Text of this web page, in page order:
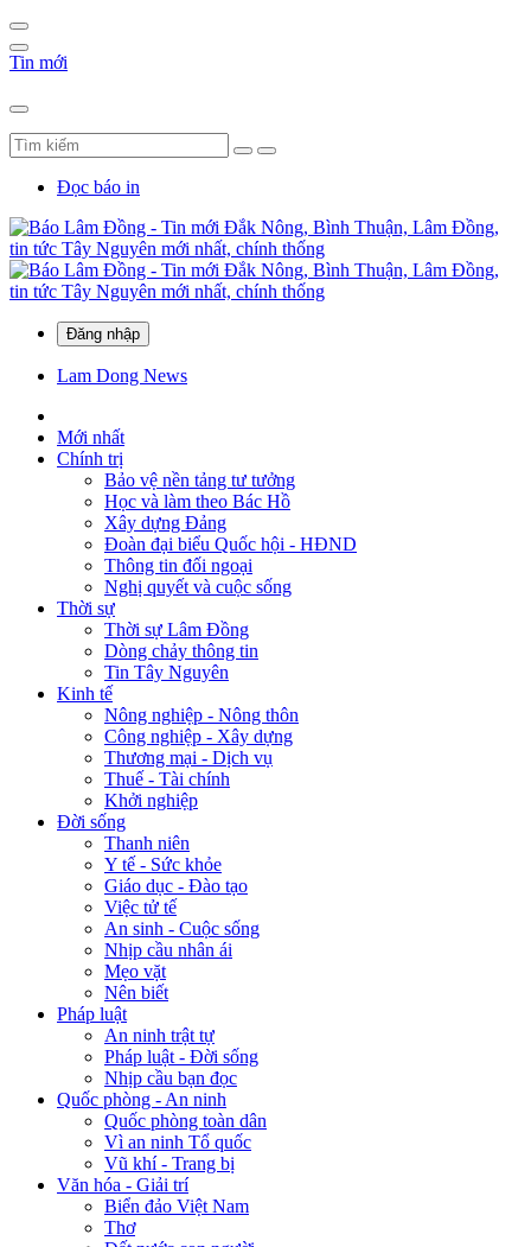
Tin mới
Đọc báo in
Đăng nhập
Lam Dong News
Mới nhất
Chính trị
Bảo vệ nền tảng tư tưởng
Học và làm theo Bác Hồ
Xây dựng Đảng
Đoàn đại biểu Quốc hội - HĐND
Thông tin đối ngoại
Nghị quyết và cuộc sống
Thời sự
Thời sự Lâm Đồng
Dòng chảy thông tin
Tin Tây Nguyên
Kinh tế
Nông nghiệp - Nông thôn
Công nghiệp - Xây dựng
Thương mại - Dịch vụ
Thuế - Tài chính
Khởi nghiệp
Đời sống
Thanh niên
Y tế - Sức khỏe
Giáo dục - Đào tạo
Việc tử tế
An sinh - Cuộc sống
Nhịp cầu nhân ái
Mẹo vặt
Nên biết
Pháp luật
An ninh trật tự
Pháp luật - Đời sống
Nhịp cầu bạn đọc
Quốc phòng - An ninh
Quốc phòng toàn dân
Vì an ninh Tổ quốc
Vũ khí - Trang bị
Văn hóa - Giải trí
Biển đảo Việt Nam
Thơ